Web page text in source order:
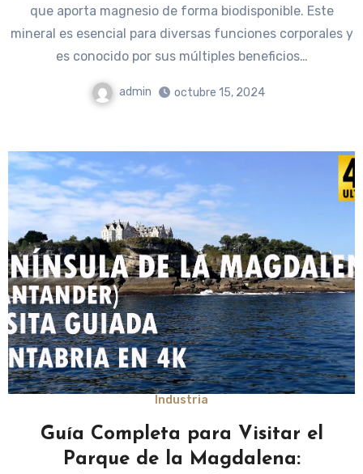
que aporta magnesio de forma biodisponible. Este
mineral es esencial para diversas funciones corporales y
es conocido por sus múltiples beneficios…
admin octubre 15, 2024
Industria
Guía Completa para Visitar el
Parque de la Magdalena: